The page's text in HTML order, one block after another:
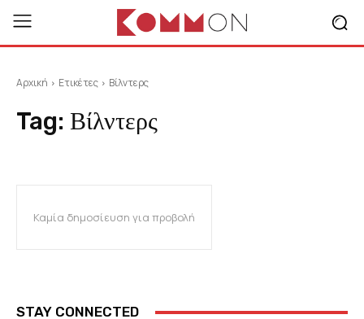
Αρχική Ετικέτες Βίλντερς
Tag: Βίλντερς
Καμία δημοσίευση για προβολή
STAY CONNECTED